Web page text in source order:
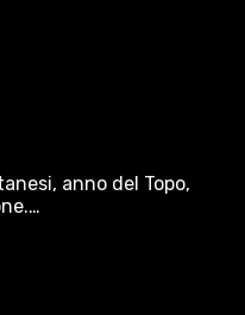
anno del Topo,